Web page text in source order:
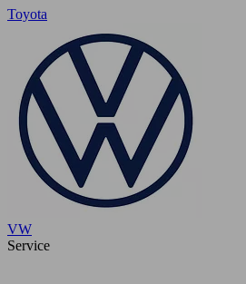
Toyota
VW
Service